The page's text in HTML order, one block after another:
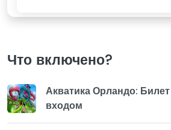
Что включено?
Акватика Орландо:
входом